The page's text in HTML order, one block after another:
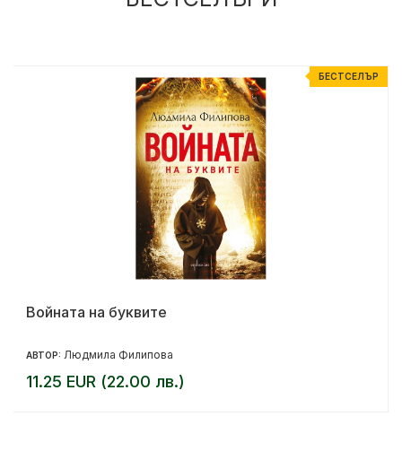
БЕСТСЕЛЪР
Войната на буквите
АВТОР: Людмила Филипова
11.25 EUR (22.00 лв.)